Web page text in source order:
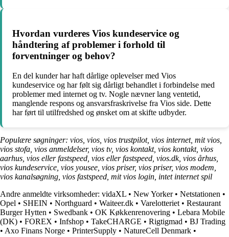
Hvordan vurderes Vios kundeservice og
håndtering af problemer i forhold til
forventninger og behov?
En del kunder har haft dårlige oplevelser med Vios
kundeservice og har følt sig dårligt behandlet i forbindelse med
problemer med internet og tv. Nogle nævner lang ventetid,
manglende respons og ansvarsfraskrivelse fra Vios side. Dette
har ført til utilfredshed og ønsket om at skifte udbyder.
Populære søgninger: vios, vios, vios trustpilot, vios internet, mit vios,
vios stofa, vios anmeldelser, vios tv, vios kontakt, vios kontakt, vios
aarhus, vios eller fastspeed, vios eller fastspeed, vios.dk, vios århus,
vios kundeservice, vios yousee, vios priser, vios priser, vios modem,
vios kanalsøgning, vios fastspeed, mit vios login, intet internet spil
Andre anmeldte virksomheder: vidaXL • New Yorker• Netstationen •
Opel • SHEIN • Northguard • Waiteer.dk • Varelotteriet • Restaurant
Burger Hytten • Swedbank • OK Køkkenrenovering • Lebara Mobile
(DK) • FOREX • Infshop • TakeCHARGE • Rigtigmad • BJ Trading
• Axo Finans Norge • PrinterSupply • NatureCell Denmark •